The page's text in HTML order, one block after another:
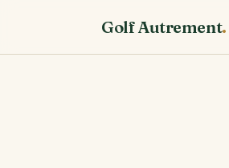
Golf Autrement.